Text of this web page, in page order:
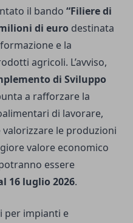
il bando “Filiere di
di euro destinata
e la
agricoli. L’avviso,
di Sviluppo
a rafforzare la
di lavorare,
le produzioni
valore economico
essere
16 luglio 2026.
per impianti e